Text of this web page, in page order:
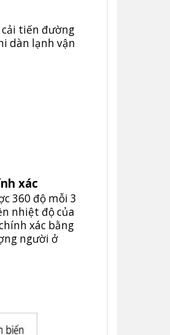
cải tiến đường
dàn lạnh vận
xác
360 độ mỗi 3
nhiệt độ của
xác bằng
người ở